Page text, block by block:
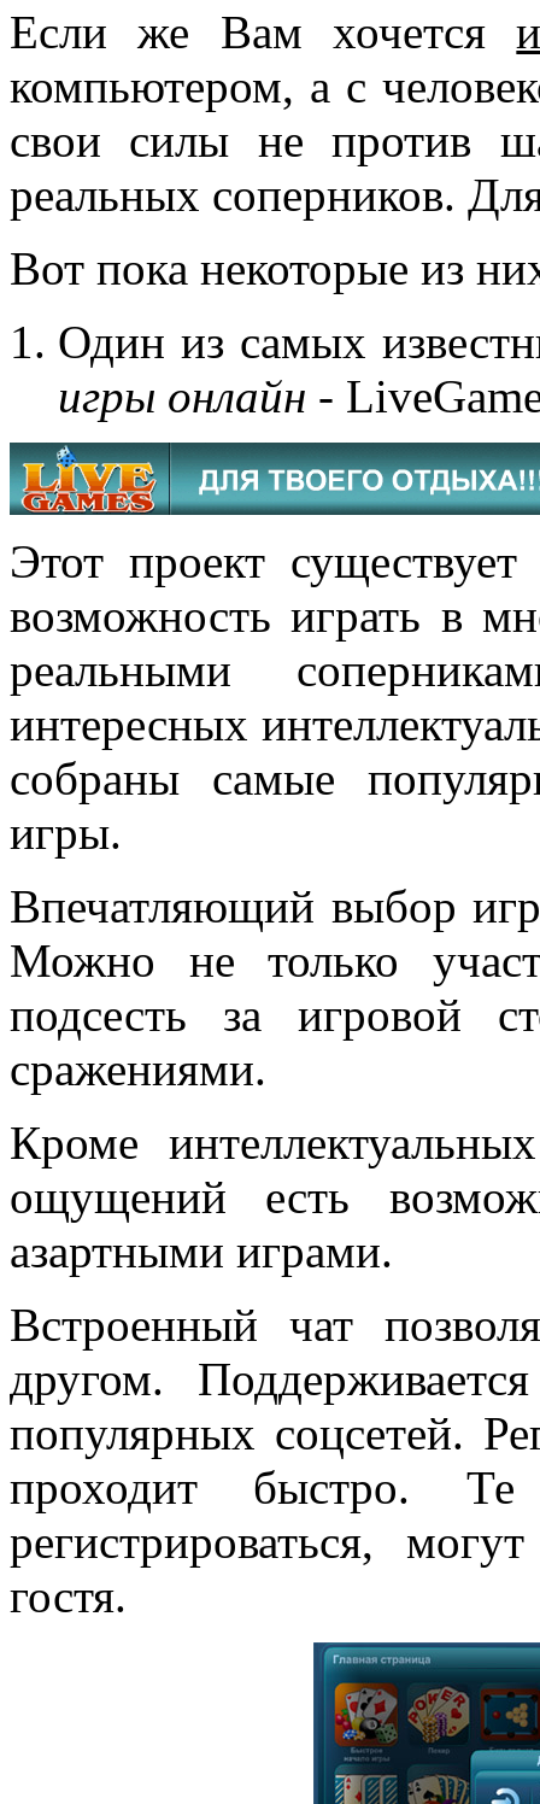
Если же Вам хочется
компьютером, а с
свои силы не против
реальных соперников.
Вот пока некоторые из
Один из самых
игры онлайн -
Этот проект
возможность играть в
реальными
интересных
собраны самые
игры.
Впечатляющий выбор
Можно не только
подсесть за игровой
сражениями.
Кроме
ощущений есть
азартными играми.
Встроенный чат
другом.
популярных соцсетей.
проходит быстро.
регистрироваться,
гостя.